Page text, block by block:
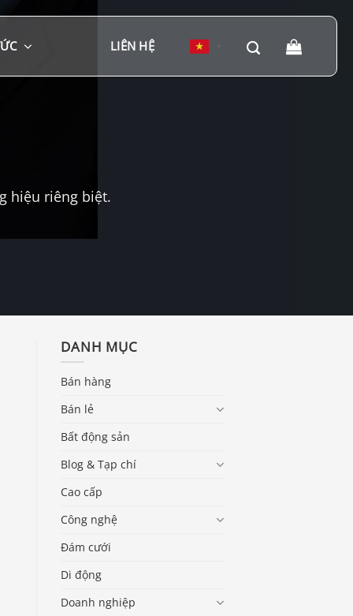
LIÊN HỆ
hiệu riêng biệt.
DANH MỤC
Bán hàng
Bán lẻ
Bất động sản
Blog & Tạp chí
Cao cấp
Công nghệ
Đám cưới
Di động
Doanh nghiệp